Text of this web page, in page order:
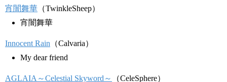
宵闇舞華 （TwinkleSheep）
宵闇舞華
Innocent Rain （Calvaria）
My dear friend
AGLAIA～Celestial Skyword～ （CeleSphere）